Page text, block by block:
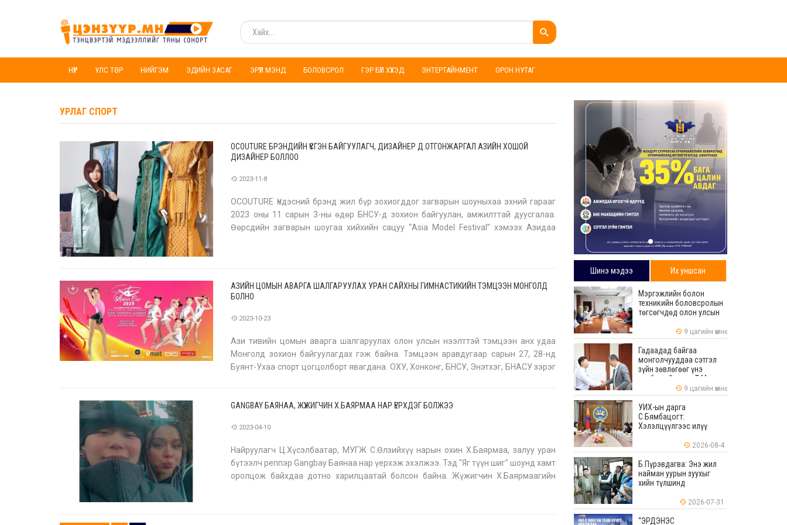
НҮҮР УЛС ТӨР НИЙГЭМ ЭДИЙН ЗАСАГ ЭРҮҮЛ МЭНД БОЛОВСРОЛ ГЭР БҮЛ ХҮҮХЭД ЭНТЕРТАЙНМЕНТ ОРОН НУТАГ
УРЛАГ СПОРТ
OCOUTURE БРЭНДИЙН ҮҮСГЭН БАЙГУУЛАГЧ, ДИЗАЙНЕР Д.ОТГОНЖАРГАЛ АЗИЙН ХОШОЙ
ДИЗАЙНЕР БОЛЛОО
2023-11-8
OCOUTURE Үндэсний брэнд жил бүр зохиогддог загварын шоуныхаа эхний гарааг
2023 оны 11 сарын 3-ны өдөр БНСУ-д зохион байгуулан, амжилттай дуусгалаа.
Өөрсдийн загварын шоугаа хийхийн сацуу “Asia Model Festival” хэмээх Азидаа
АЗИЙН ЦОМЫН АВАРГА ШАЛГАРУУЛАХ УРАН САЙХНЫ ГИМНАСТИКИЙН ТЭМЦЭЭН МОНГОЛД
БОЛНО
2023-10-23
Ази тивийн цомын аварга шалгаруулах олон улсын нээлттэй тэмцээн анх удаа
Монголд зохион байгуулагдах гэж байна. Тэмцээн аравдугаар сарын 27, 28-нд
Буянт-Ухаа спорт цогцолборт явагдана. ОХУ, Хонконг, БНСУ, Энэтхэг, БНАСУ зэрэг
GANGBAY БАЯНАА, ЖҮЖИГЧИН Х.БАЯРМАА НАР ҮЕРХДЭГ БОЛЖЭЭ
2023-04-10
Найруулагч Ц.Хүсэлбаатар, МУГЖ С.Өлзийхүү нарын охин Х.Баярмаа, залуу уран
бүтээлч реппэр Gangbay Баянаа нар үерхэж эхэлжээ. Тэд "Яг түүн шиг" шоунд хамт
оролцож байхдаа дотно харилцаатай болсон байна. Жүжигчин Х.Баярмаагийн
Шинэ мэдээ Их уншсан
Мэргэжлийн болон
техникийн боловсролын
төгсөгчдөд олон улсын
зөвшөөрөгдөх ур
чадваруудыг олгоно
9 цагийн өмнө
Гадаадад байгаа
монголчууддаа сэтгэл
зүйн зөвлөгөөг үнэ
төлбөргүй өгдөг Т.Мөнх-
Эрдэнийг Боловсролын
тэргүүний ажилтнаар
шагналаа
9 цагийн өмнө
УИХ-ын дарга
С.Бямбацогт:
Хэлэлцүүлгээс илүү
илүү бодит үр дүн чухал
2026-08-4
Б.Пүрэвдагва: Энэ жил
найман уурын зуухыг
хийн түлшинд
2026-07-31
“ЭРДЭНЭС